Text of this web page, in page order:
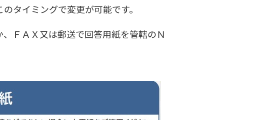
タイミングで変更が可能です。
ＦＡＸ又は郵送で回答用紙を管轄のＮ